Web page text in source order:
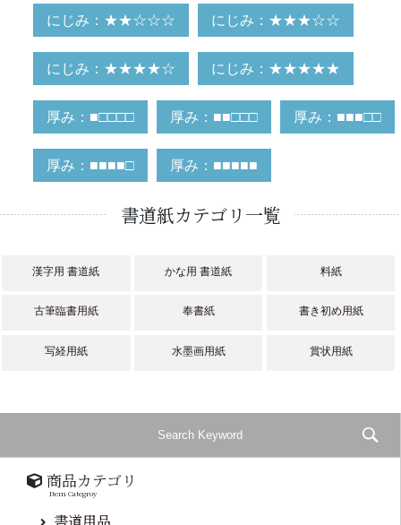
にじみ：★★☆☆☆ にじみ：★★★☆☆
にじみ：★★★★☆ にじみ：★★★★★
厚み：■□□□□ 厚み：■■□□□ 厚み：■■■□□
厚み：■■■■□ 厚み：■■■■■
書道紙カテゴリ一覧
漢字用 書道紙 かな用 書道紙 料紙
古筆臨書用紙 奉書紙 書き初め用紙
写経用紙 水墨画用紙 賞状用紙
商品カテゴリ
Item Categroy
書道用品